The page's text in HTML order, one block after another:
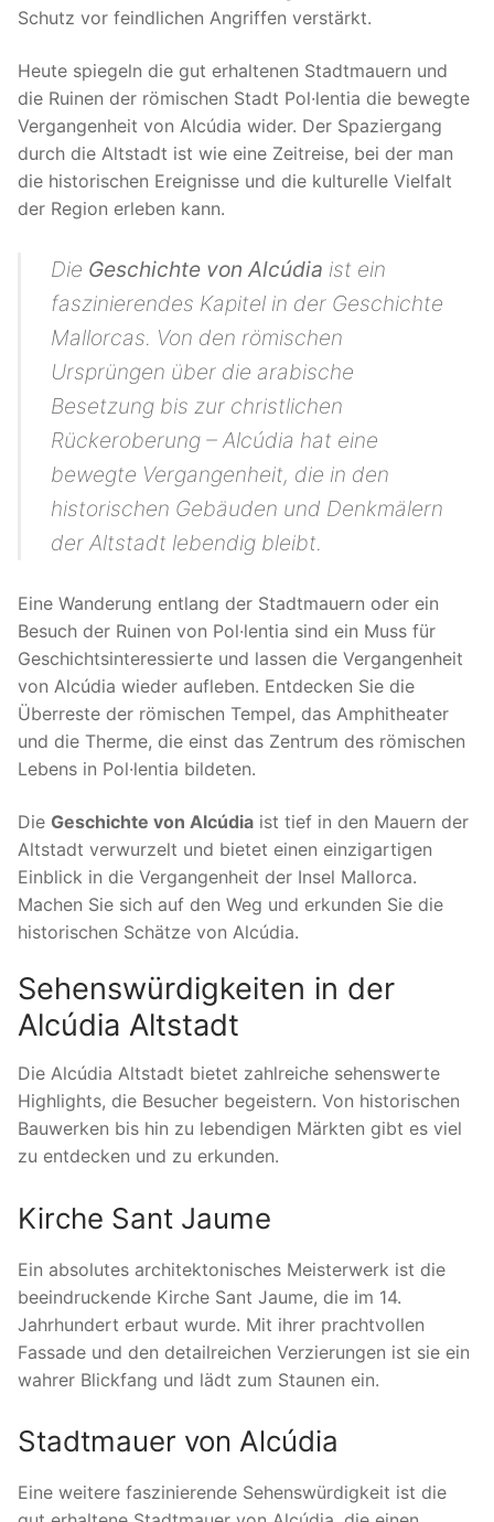
Schutz vor feindlichen Angriffen verstärkt.
Heute spiegeln die gut erhaltenen Stadtmauern und
die Ruinen der römischen Stadt Pol·lentia die bewegte
Vergangenheit von Alcúdia wider. Der Spaziergang
durch die Altstadt ist wie eine Zeitreise, bei der man
die historischen Ereignisse und die kulturelle Vielfalt
der Region erleben kann.
Die Geschichte von Alcúdia ist ein
faszinierendes Kapitel in der Geschichte
Mallorcas. Von den römischen
Ursprüngen über die arabische
Besetzung bis zur christlichen
Rückeroberung – Alcúdia hat eine
bewegte Vergangenheit, die in den
historischen Gebäuden und Denkmälern
der Altstadt lebendig bleibt.
Eine Wanderung entlang der Stadtmauern oder ein
Besuch der Ruinen von Pol·lentia sind ein Muss für
Geschichtsinteressierte und lassen die Vergangenheit
von Alcúdia wieder aufleben. Entdecken Sie die
Überreste der römischen Tempel, das Amphitheater
und die Therme, die einst das Zentrum des römischen
Lebens in Pol·lentia bildeten.
Die Geschichte von Alcúdia ist tief in den Mauern der
Altstadt verwurzelt und bietet einen einzigartigen
Einblick in die Vergangenheit der Insel Mallorca.
Machen Sie sich auf den Weg und erkunden Sie die
historischen Schätze von Alcúdia.
Sehenswürdigkeiten in der
Alcúdia Altstadt
Die Alcúdia Altstadt bietet zahlreiche sehenswerte
Highlights, die Besucher begeistern. Von historischen
Bauwerken bis hin zu lebendigen Märkten gibt es viel
zu entdecken und zu erkunden.
Kirche Sant Jaume
Ein absolutes architektonisches Meisterwerk ist die
beeindruckende Kirche Sant Jaume, die im 14.
Jahrhundert erbaut wurde. Mit ihrer prachtvollen
Fassade und den detailreichen Verzierungen ist sie ein
wahrer Blickfang und lädt zum Staunen ein.
Stadtmauer von Alcúdia
Eine weitere faszinierende Sehenswürdigkeit ist die